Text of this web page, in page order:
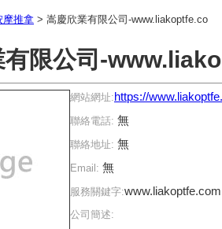
摩推拿 > 嵩慶欣業有限公司-www.liakoptfe.co
有限公司-
網站網址:https://
聯絡電話: 無
聯絡地址: 無
Email: 無
服務關鍵字:
公司簡述: